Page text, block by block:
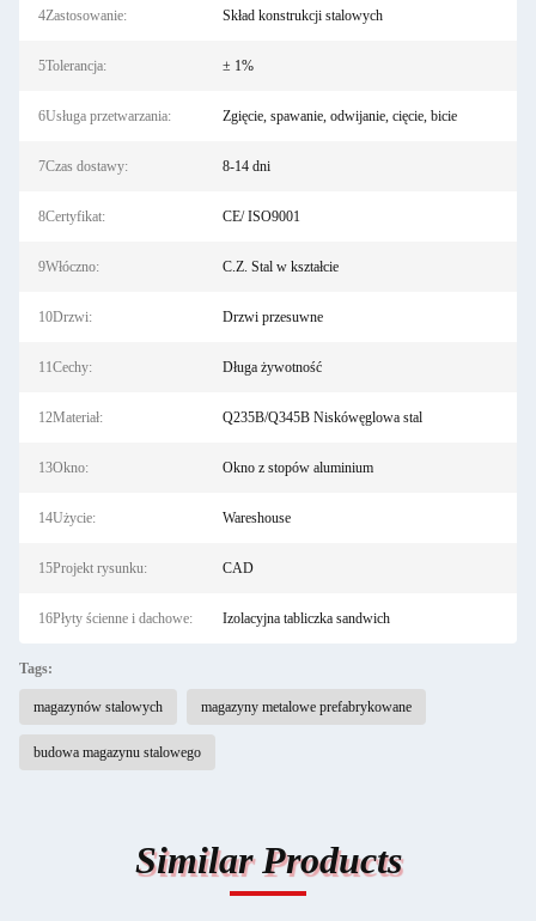
4Zastosowanie: Skład konstrukcji stalowych
5Tolerancja: ± 1%
6Usługa przetwarzania: Zgięcie, spawanie, odwijanie, cięcie, bicie
7Czas dostawy: 8-14 dni
8Certyfikat: CE/ ISO9001
9Włóczno: C.Z. Stal w kształcie
10Drzwi: Drzwi przesuwne
11Cechy: Długa żywotność
12Materiał: Q235B/Q345B Niskówęglowa stal
13Okno: Okno z stopów aluminium
14Użycie: Wareshouse
15Projekt rysunku: CAD
16Płyty ścienne i dachowe: Izolacyjna tabliczka sandwich
Tags:
magazynów stalowych magazyny metalowe prefabrykowane
budowa magazynu stalowego
Similar Products